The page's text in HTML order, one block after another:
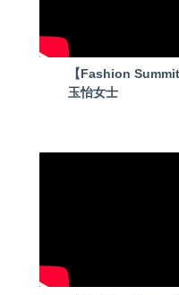
【Fashion
玉怡女士